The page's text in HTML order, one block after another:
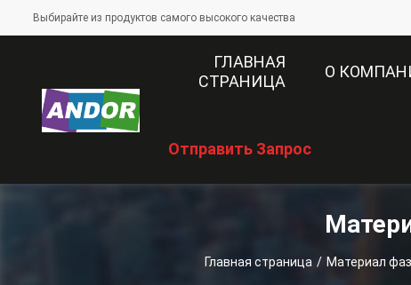
Выбирайте из продуктов самого высокого качества
ГЛАВНАЯ
СТРАНИЦА
О
Отправить Запрос
Главная страница / Материал